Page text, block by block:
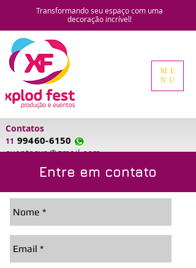
ME
NU
Transformando seu espaço com uma
decoração incrível!
Contatos
11 99460-6150
eventosxp@gmail.com
Entre em contato